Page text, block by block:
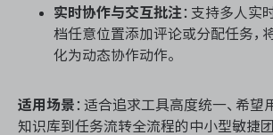
实时协作与交互批注 ：支持多人实
档任意位置添加评论或分配任务，
化为动态协作动作。
适用场景 ：适合追求工具高度统一、希望
知识库到任务流转全流程的中小型敏捷